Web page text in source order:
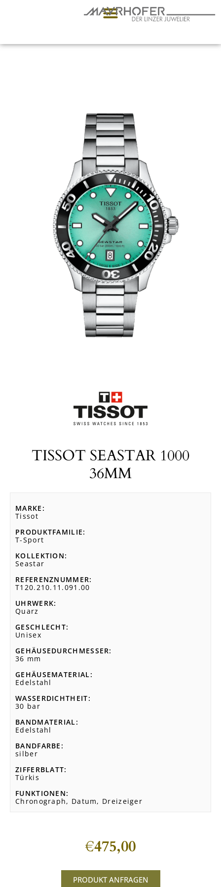
TISSOT SEASTAR 1000
36MM
MARKE
Tissot
PRODUKTFAMILIE
T-Sport
KOLLEKTION
Seastar
REFERENZNUMMER
T120.210.11.091.00
UHRWERK
Quarz
GESCHLECHT
Unisex
GEHÄUSEDURCHMESSER
36 mm
GEHÄUSEMATERIAL
Edelstahl
WASSERDICHTHEIT
30 bar
BANDMATERIAL
Edelstahl
BANDFARBE
silber
ZIFFERBLATT
Türkis
FUNKTIONEN
Chronograph, Datum, Dreizeiger
€475,00
PRODUKT ANFRAGEN